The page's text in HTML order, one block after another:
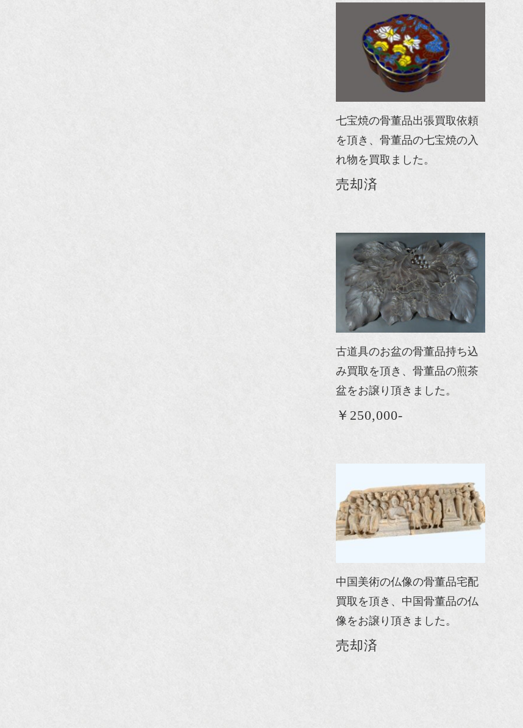
七宝焼の骨董品出張買取依頼
を頂き、骨董品の七宝焼の入
れ物を買取ました。
売却済
古道具のお盆の骨董品持ち込
み買取を頂き、骨董品の煎茶
盆をお譲り頂きました。
￥250,000-
中国美術の仏像の骨董品宅配
買取を頂き、中国骨董品の仏
像をお譲り頂きました。
売却済